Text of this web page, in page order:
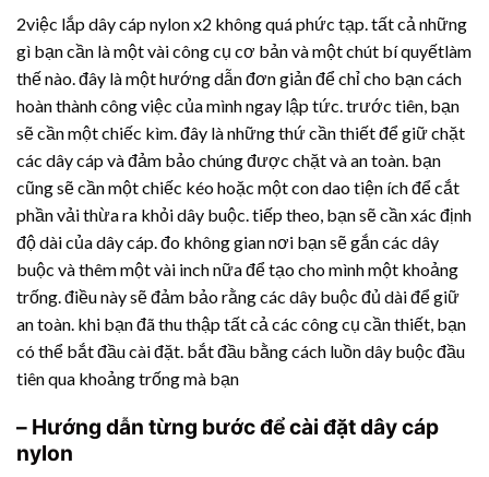
2việc lắp dây cáp nylon x2 không quá phức tạp. tất cả những
gì bạn cần là một vài công cụ cơ bản và một chút bí quyếtlàm
thế nào. đây là một hướng dẫn đơn giản để chỉ cho bạn cách
hoàn thành công việc của mình ngay lập tức. trước tiên, bạn
sẽ cần một chiếc kìm. đây là những thứ cần thiết để giữ chặt
các dây cáp và đảm bảo chúng được chặt và an toàn. bạn
cũng sẽ cần một chiếc kéo hoặc một con dao tiện ích để cắt
phần vải thừa ra khỏi dây buộc. tiếp theo, bạn sẽ cần xác định
độ dài của dây cáp. đo không gian nơi bạn sẽ gắn các dây
buộc và thêm một vài inch nữa để tạo cho mình một khoảng
trống. điều này sẽ đảm bảo rằng các dây buộc đủ dài để giữ
an toàn. khi bạn đã thu thập tất cả các công cụ cần thiết, bạn
có thể bắt đầu cài đặt. bắt đầu bằng cách luồn dây buộc đầu
tiên qua khoảng trống mà bạn
– Hướng dẫn từng bước để cài đặt dây cáp
nylon